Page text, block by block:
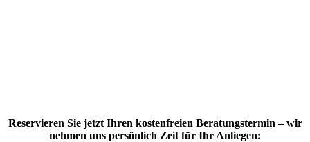
Reservieren Sie jetzt Ihren kostenfreien Beratungstermin – wir
nehmen uns persönlich Zeit für Ihr Anliegen: